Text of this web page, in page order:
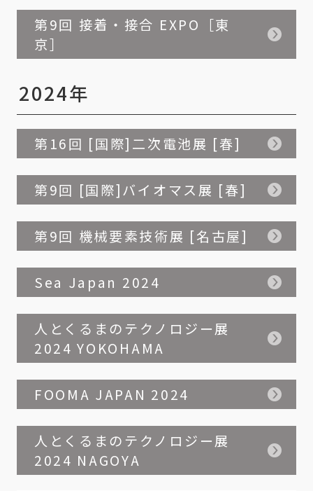
第9回 接着・接合 EXPO［東
京］
2024年
第16回 [国際]二次電池展 [春]
第9回 [国際]バイオマス展 [春]
第9回 機械要素技術展 [名古屋]
Sea Japan 2024
人とくるまのテクノロジー展
2024 YOKOHAMA
FOOMA JAPAN 2024
人とくるまのテクノロジー展
2024 NAGOYA